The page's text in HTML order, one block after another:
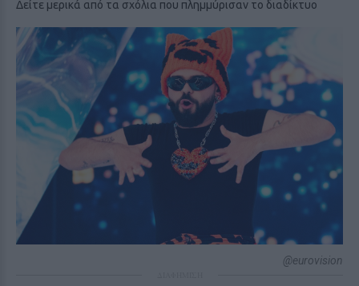
Δείτε μερικά από τα σχόλια που πλημμύρισαν το διαδίκτυο
@eurovision